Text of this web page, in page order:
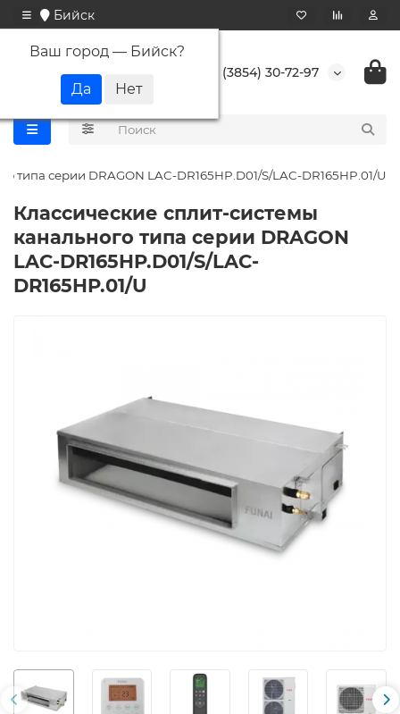
Бийск
Ваш город — Бийск?
+7 (3854) 30-72-97
типа серии DRAGON LAC-DR165HP.D01/S/LAC-DR165HP.01/U
Классические сплит-системы
канального типа серии DRAGON
LAC-DR165HP.D01/S/LAC-
DR165HP.01/U